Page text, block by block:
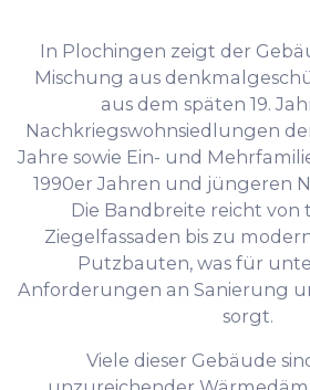
In Plochingen zeigt der
Mischung aus
aus dem späten 19.
Nachkriegswohnsiedlungen
Jahre sowie Ein- und
1990er Jahren und jüngeren
Die Bandbreite reicht von
Ziegelfassaden bis zu
Putzbauten, was für
Anforderungen an Sanierung
sorgt.
Viele dieser Gebäude